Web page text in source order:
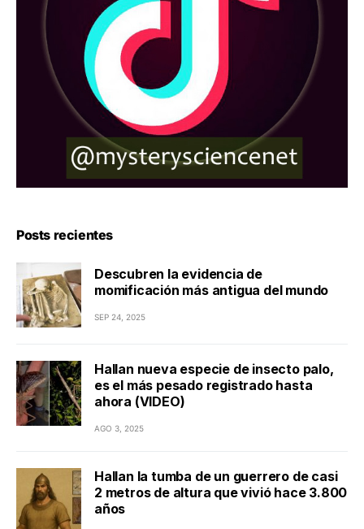
Posts recientes
Descubren la evidencia de
momificación más antigua del mundo
SEP 24, 2025
Hallan nueva especie de insecto palo,
es el más pesado registrado hasta
ahora (VIDEO)
AGO 3, 2025
Hallan la tumba de un guerrero de casi
2 metros de altura que vivió hace 3.800
años